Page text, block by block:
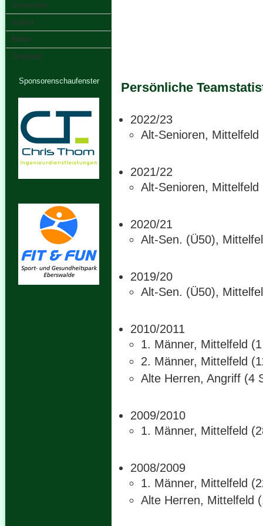
Sponsoren
Artikel
Bilder
Zeugwart
Sponsorenschaufenster Persönliche
2022/23
Alt-Senioren, Mittelfeld
2021/22
Alt-Senioren, Mittelfeld
2020/21
Alt-Sen. (Ü50),
2019/20
Alt-Sen. (Ü50),
2010/2011
1. Männer, Mittelfeld
2. Männer, Mittelfeld
Alte Herren, Angriff (4
2009/2010
1. Männer, Mittelfeld
2008/2009
1. Männer, Mittelfeld
Alte Herren, Mittelfeld